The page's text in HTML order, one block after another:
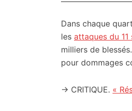
Dans chaque
les attaques du
milliers de
pour dommages
→ CRITIQUE. «